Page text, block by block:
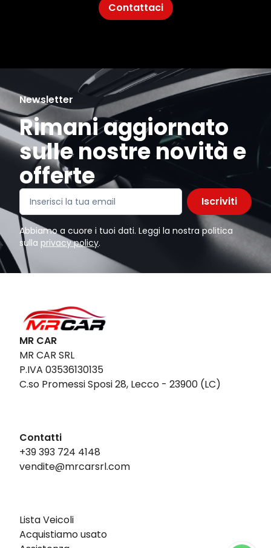
Contattaci
Newsletter
Rimani aggiornato
sulle nostre novità e
offerte
Iscriviti
Abbiamo a cuore i tuoi dati. Leggi la nostra politica
sulla privacy policy.
MR CAR
MR CAR SRL
P.IVA 03536130135
C.so Promessi Sposi 28, Lecco - 23900 (LC)
Contatti
+39 393 724 4148
vendite@mrcarsrl.com
Lista Veicoli
Acquistiamo usato